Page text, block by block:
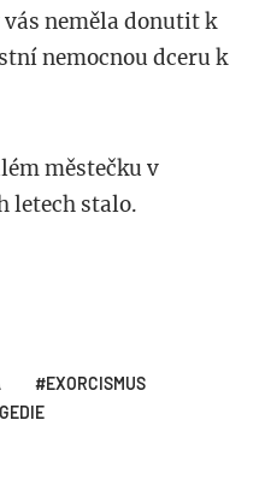
vás neměla donutit k
nemocnou dceru k
městečku v
letech stalo.
EXORCISMUS